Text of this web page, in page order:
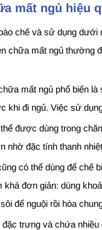
mất ngủ hiệu
chế và sử dụng
chữa mất ngủ
mất ngủ phổ biến
đi ngủ. Việc sử
được dùng trong
nhờ đặc tính thanh
có thể dùng để
đơn giản: dùng
để nguội rồi hòa
trưng và chứa